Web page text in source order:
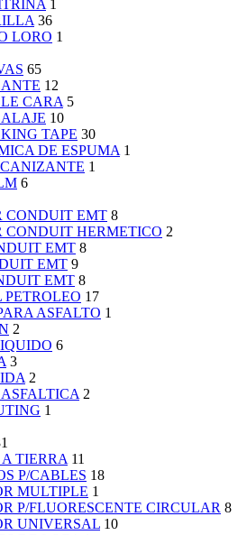
1
36
LORO 1
65
12
CARA 5
10
TAPE 30
DE ESPUMA 1
1
6
CONDUIT EMT 8
CONDUIT HERMETICO 2
EMT 8
EMT 9
EMT 8
17
ASFALTO 1
2
6
3
2
2
1
TIERRA 11
P/CABLES 18
MULTIPLE 1
P/FLUORESCENTE CIRCULAR 8
UNIVERSAL 10